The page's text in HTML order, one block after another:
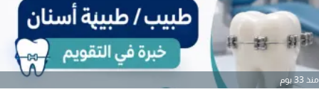
منذ 33 يوم